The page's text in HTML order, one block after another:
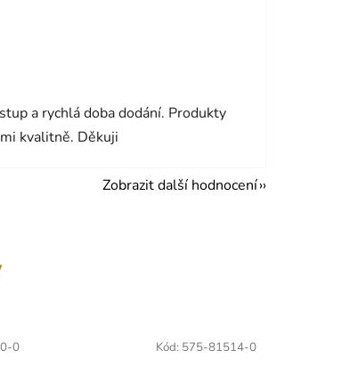
je 5 z 5 hvězdiček.
a rychlá doba dodání. Produkty
kvalitně. Děkuji
Zobrazit další hodnocení
0 Kód: 575-81514-0